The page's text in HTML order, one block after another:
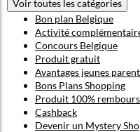
Voir toutes les catégories
Bon plan Belgique
Activité
Concours Belgique
Produit gratuit
Avantages jeunes
Bons Plans Shopping
Produit 100%
Cashback
Devenir un Mystery